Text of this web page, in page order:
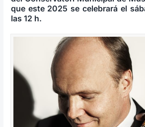
que este 2025 se celebrará el
las 12 h.